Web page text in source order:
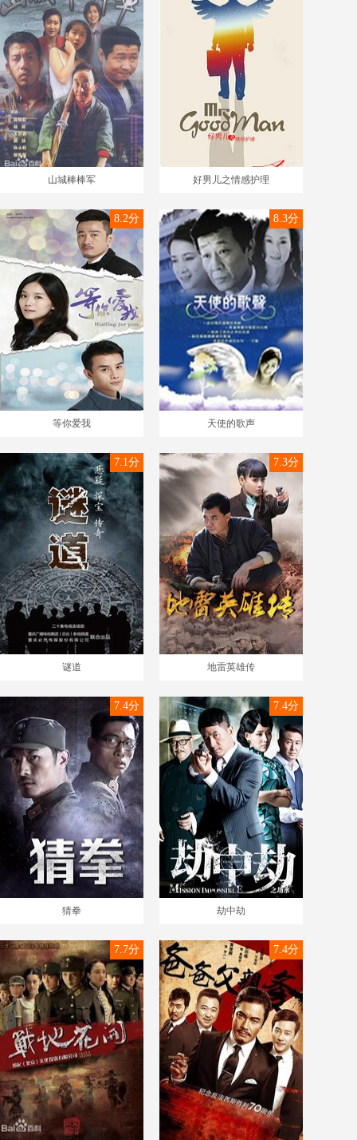
山城棒棒军 好男儿之情感护理
等你爱我
8.2分
天使的歌声
8.3分
谜道
7.1分
地雷英雄传
7.3分
猜拳
7.4分
劫中劫
7.4分
7.7分 7.4分